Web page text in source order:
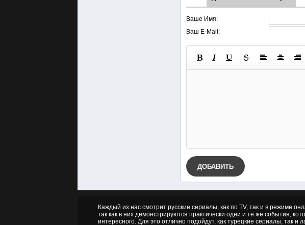
Ваше Имя:
Ваш E-Mail:
ДОБАВИТЬ
Каждый из нас смотрит русские сериалы, как по TV, так и в режиме
так как в них демонстрируются практически одни и те же события,
интересного. Для это отлично подойдут, как турецкие сериалы, так